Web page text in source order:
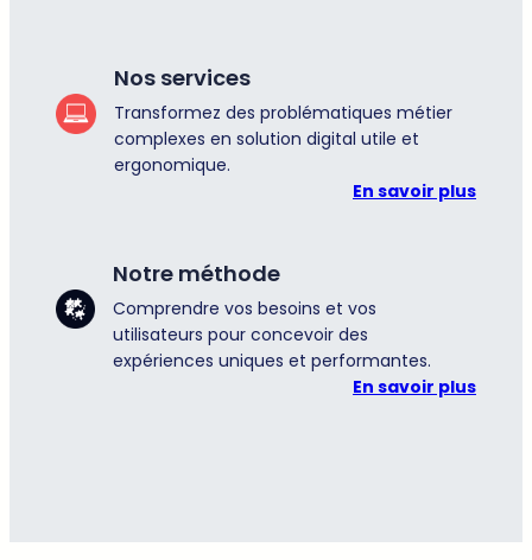
Nos services
Transformez des problématiques métier
complexes en solution digital utile et
ergonomique.
En savoir plus
Notre méthode
Comprendre vos besoins et vos
utilisateurs pour concevoir des
expériences uniques et performantes.
En savoir plus